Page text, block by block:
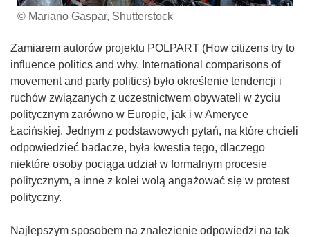
© Mariano Gaspar, Shutterstock
Zamiarem autorów projektu POLPART (How citizens try to
influence politics and why. International comparisons of
movement and party politics) było określenie tendencji i
ruchów związanych z uczestnictwem obywateli w życiu
politycznym zarówno w Europie, jak i w Ameryce
Łacińskiej. Jednym z podstawowych pytań, na które chcieli
odpowiedzieć badacze, była kwestia tego, dlaczego
niektóre osoby pociąga udział w formalnym procesie
politycznym, a inne z kolei wolą angażować się w protest
polityczny.
Najlepszym sposobem na znalezienie odpowiedzi na tak